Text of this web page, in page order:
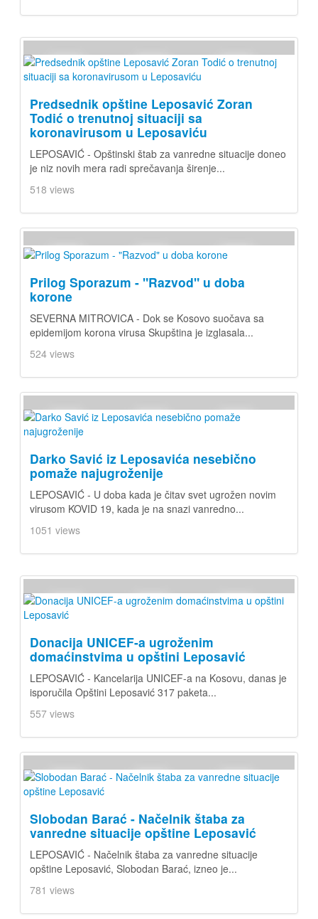
Predsednik opštine Leposavić Zoran
Todić o trenutnoj situaciji sa
koronavirusom u Leposaviću
LEPOSAVIĆ - Opštinski štab za vanredne situacije doneo
je niz novih mera radi sprečavanja širenje...
518 views
Prilog Sporazum - "Razvod" u doba
korone
SEVERNA MITROVICA - Dok se Kosovo suočava sa
epidemijom korona virusa Skupština je izglasala...
524 views
Darko Savić iz Leposavića nesebično
pomaže najugroženije
LEPOSAVIĆ - U doba kada je čitav svet ugrožen novim
virusom KOVID 19, kada je na snazi vanredno...
1051 views
Donacija UNICEF-a ugroženim
domaćinstvima u opštini Leposavić
LEPOSAVIĆ - Kancelarija UNICEF-a na Kosovu, danas je
isporučila Opštini Leposavić 317 paketa...
557 views
Slobodan Barać - Načelnik štaba za
vanredne situacije opštine Leposavić
LEPOSAVIĆ - Načelnik štaba za vanredne situacije
opštine Leposavić, Slobodan Barać, izneo je...
781 views